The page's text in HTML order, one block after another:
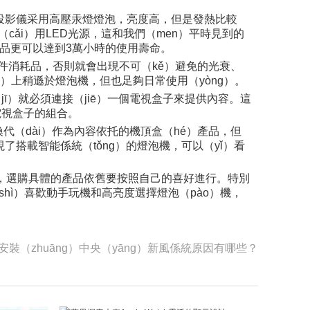
儀采用高壓汞燈燈泡，亮度高，但是發熱比較
cǎi）用LED光源，這和我們（men）平時見到的
可以達到3萬小時的使用壽命。
耗品，否則就會出現不可（kě）避免的光衰、
稍遜於燈泡機，但也足夠日常使用（yòng）。
就必須連接（jiē）一個電視盒子來提供內容。這
盒子的組合。
（dài）作為內容依托的機頂盒（hé）產品，但
搭載智能係統（tǒng）的燈泡機，可以（yǐ）看
購具體的產品依舊要按照自己的喜好進行。特別
）喜歡動手玩機和高亮度選擇燈泡（pào）機，
裝（zhuāng）中央（yāng）新風係統原因有哪些？